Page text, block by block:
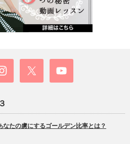
なたの虜にするゴールデン比率とは？